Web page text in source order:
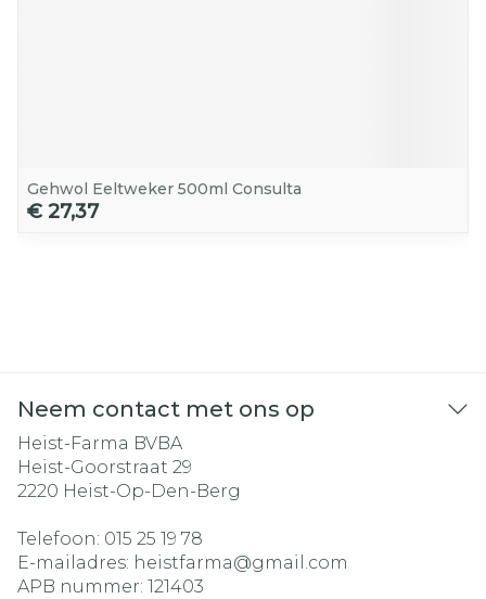
Gehwol Eeltweker 500ml Consulta
€ 27,37
Neem contact met ons op
Heist-Farma BVBA
Heist-Goorstraat 29
2220 Heist-Op-Den-Berg
Telefoon: 015 25 19 78
E-mailadres: heistfarma@gmail.com
APB nummer: 121403